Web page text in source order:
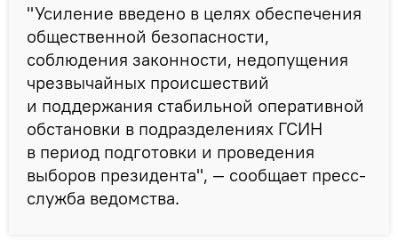
"Усиление введено в целях обеспечения
общественной безопасности,
соблюдения законности, недопущения
чрезвычайных происшествий
и поддержания стабильной оперативной
обстановки в подразделениях ГСИН
в период подготовки и проведения
выборов президента", — сообщает пресс-
служба ведомства.